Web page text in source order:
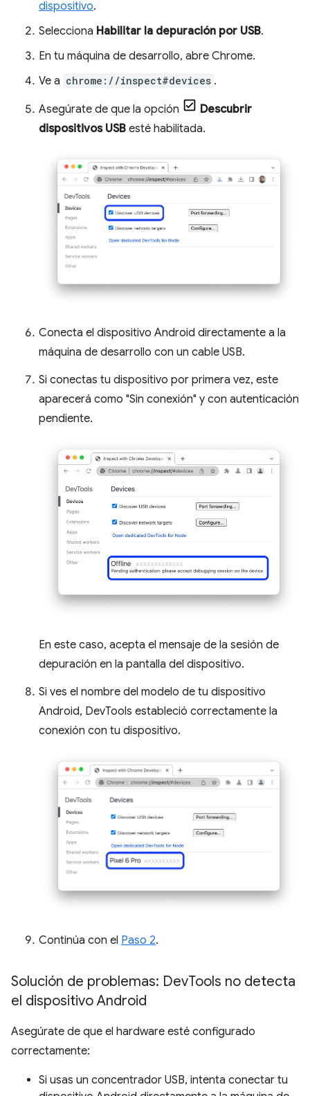
dispositivo.
Selecciona Habilitar la depuración por USB.
En tu máquina de desarrollo, abre Chrome.
Ve a chrome://inspect#devices .
Asegúrate de que la opción
Descubrir
dispositivos USB esté habilitada.
Conecta el dispositivo Android directamente a la
máquina de desarrollo con un cable USB.
Si conectas tu dispositivo por primera vez, este
aparecerá como "Sin conexión" y con autenticación
pendiente.
En este caso, acepta el mensaje de la sesión de
depuración en la pantalla del dispositivo.
Si ves el nombre del modelo de tu dispositivo
Android, DevTools estableció correctamente la
conexión con tu dispositivo.
Continúa con el Paso 2.
Solución de problemas: DevTools no detecta
el dispositivo Android
Asegúrate de que el hardware esté configurado
correctamente:
Si usas un concentrador USB, intenta conectar tu